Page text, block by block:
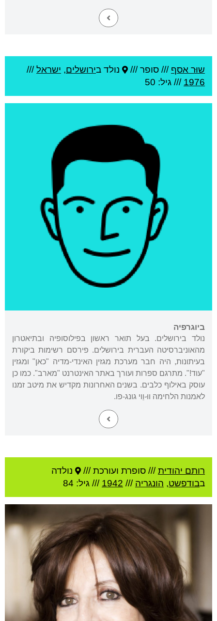
שוּר אסף /// סופר /// נולד בירושלים, ישראל///
1976 /// גיל: 50
ביוגרפיה
נולד בירושלים. בעל תואר ראשון בפילוסופיה ובתיאטרון
מהאוניברסיטה העברית בירושלים. פירסם רשימות ביקורת
בעיתונות, היה חבר מערכת מגזין האינדי-מדיה "כאן" ומגזין
"עוד!". מתרגם ספרות ועורך באתר האינטרנט "מארב". כמו כן
עוסק באילוף כלבים. בשנים האחרונות מקדיש את מיטב זמנו
לאמנות הלחימה ווּ-וֵוי גונג-פו.
רותם יהודית/// סופרת ועורכת ///
נולדה
בבודפשט, הונגריה ///
1942 /// גיל: 84